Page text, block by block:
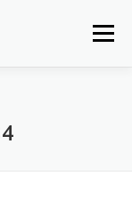
Menu